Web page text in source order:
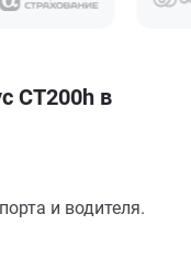
CT200h в
и водителя.